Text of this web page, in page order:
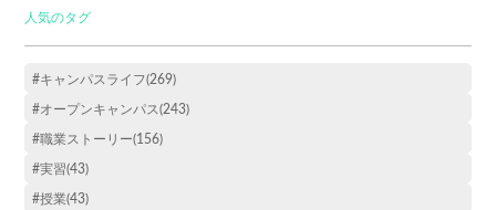
人気のタグ
#キャンパスライフ(269)
#オープンキャンパス(243)
#職業ストーリー(156)
#実習(43)
#授業(43)